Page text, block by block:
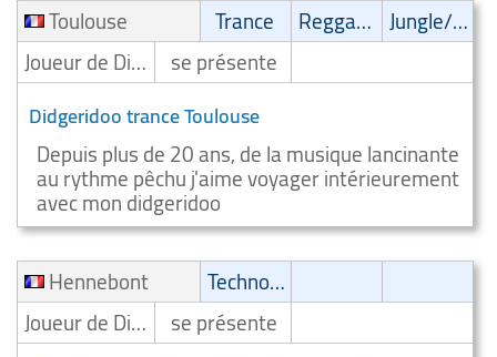
Toulouse
Trance Reggae/Ragga/Dub
Jungle/Drum n'bass
Joueur de Didgeridoo/Digeridooiste
se présente
Didgeridoo trance Toulouse
Depuis plus de 20 ans, de la musique lancinante
au rythme pêchu j'aime voyager intérieurement
avec mon didgeridoo
Hennebont
Techno/Hardtechno
Joueur de Didgeridoo/Digeridooiste
se présente